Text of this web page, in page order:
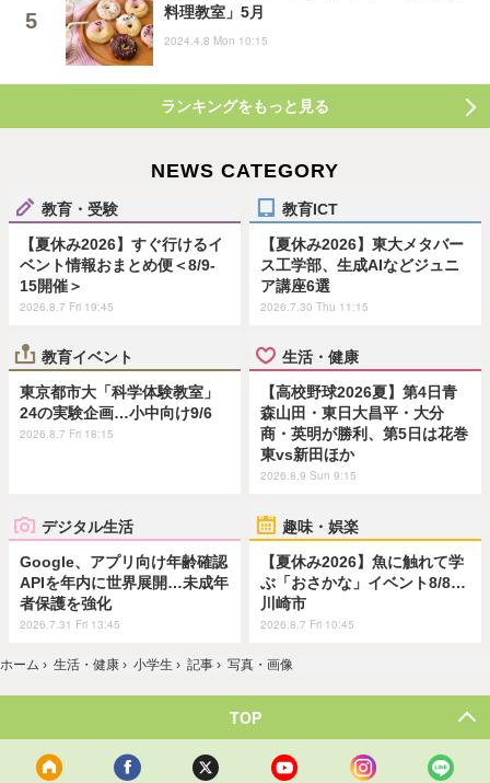
料理教室」5月
2024.4.8 Mon 10:15
ランキングをもっと見る
NEWS CATEGORY
教育・受験
【夏休み2026】すぐ行けるイ
ベント情報おまとめ便＜8/9-
15開催＞
2026.8.7 Fri 19:45
教育ICT
【夏休み2026】東大メタバー
ス工学部、生成AIなどジュニ
ア講座6選
2026.7.30 Thu 11:15
教育イベント
東京都市大「科学体験教室」
24の実験企画…小中向け9/6
2026.8.7 Fri 18:15
生活・健康
【高校野球2026夏】第4日青
森山田・東日大昌平・大分
商・英明が勝利、第5日は花巻
東vs新田ほか
2026.8.9 Sun 9:15
デジタル生活
Google、アプリ向け年齢確認
APIを年内に世界展開…未成年
者保護を強化
2026.7.31 Fri 13:45
趣味・娯楽
【夏休み2026】魚に触れて学
ぶ「おさかな」イベント8/8…
川崎市
2026.8.7 Fri 10:45
ホーム › 生活・健康 › 小学生 › 記事 › 写真・画像
TOP